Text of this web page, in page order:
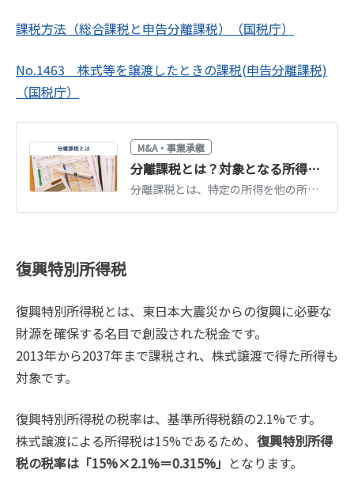
課税方法（総合課税と申告分離課税）（国税庁）
No.1463 株式等を譲渡したときの課税(申告分離課税)
（国税庁）
M&A・事業承継
分離課税とは？対象となる所得一覧・税率・確定申告のやり方【税理士監修】
分離課税とは、特定の所得を他の所得と分けて課税する方式です。対象となる所得の一覧と税率、総合課税との違い、確定申告のやり方を税理士監修でわかりやすく解説します。
復興特別所得税
復興特別所得税とは、東日本大震災からの復興に必要な
財源を確保する名目で創設された税金です。
2013年から2037年まで課税され、株式譲渡で得た所得も
対象です。
復興特別所得税の税率は、基準所得税額の2.1%です。
株式譲渡による所得税は15%であるため、 復興特別所得
税の税率は「15%×2.1%＝0.315%」 となります。